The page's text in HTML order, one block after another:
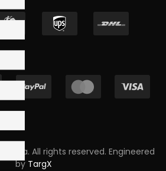
Lda. All rights reserved. Engineered
by TargX